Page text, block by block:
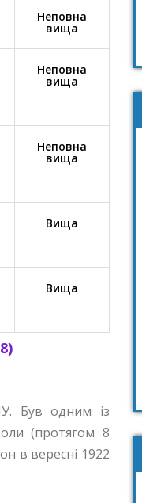
Неповна
вища
Неповна
вища
Неповна
вища
Вища
Вища
Був одним із
(протягом 8
в вересні 1922